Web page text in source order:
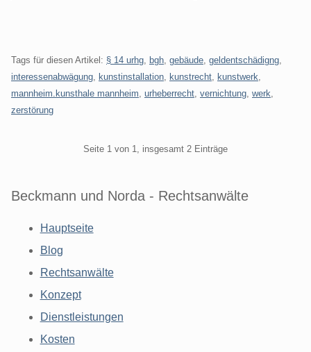
Tags für diesen Artikel: § 14 urhg bgh gebäude geldentschädigng
interessenabwägung
kunstinstallation kunstrecht kunstwerk
mannheim.kunsthale mannheim urheberrecht vernichtung werk
zerstörung
Seite 1 von 1, insgesamt 2 Einträge
Beckmann und Norda - Rechtsanwälte
Hauptseite
Blog
Rechtsanwälte
Konzept
Dienstleistungen
Kosten